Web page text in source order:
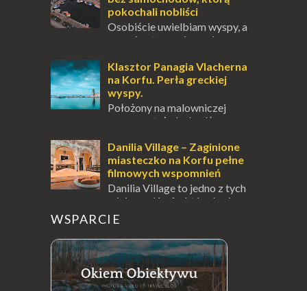
pokochali nobliści
Osobiście uwielbiam wyspy, a
uczucie otoczenia wodą
pośrodku Bałtyku? To zawsze brzmi jak
doskonał...
Klasztor Panagia Vlacherna
na Korfu. Perła greckiej
wyspy.
Położony na malowniczej
wysepce, tuż obok półwyspu
jest jednym z najbardziej rozpoznawalnych
symbo...
Danilia Village – Zaginione
miasteczko na Korfu pełne
filmowych wspomnień
Danilia Village to jedno z tych
miejsc na Korfu, które kryje w
sobie wiele tajemnic i historii, a przy tym
jest doskonale znane miłośnikom f...
WSPARCIE